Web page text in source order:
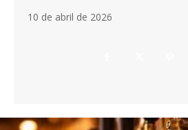
10 de abril de 2026